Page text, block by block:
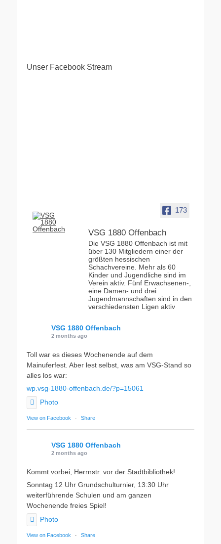
Unser Facebook Stream
173
VSG 1880 Offenbach
Die VSG 1880 Offenbach ist mit
über 130 Mitgliedern einer der
größten hessischen
Schachvereine. Mehr als 60
Kinder und Jugendliche sind im
Verein aktiv. Fünf Erwachsenen-,
eine Damen- und drei
Jugendmannschaften sind in den
verschiedensten Ligen aktiv
VSG 1880 Offenbach
2 months ago
Toll war es dieses Wochenende auf dem
Mainuferfest. Aber lest selbst, was am VSG-Stand so
alles los war:
wp.vsg-1880-offenbach.de/?p=15061
Photo
View on Facebook · Share
VSG 1880 Offenbach
2 months ago
Kommt vorbei, Herrnstr. vor der Stadtbibliothek!
Sonntag 12 Uhr Grundschulturnier, 13:30 Uhr
weiterführende Schulen und am ganzen
Wochenende freies Spiel!
Photo
View on Facebook · Share